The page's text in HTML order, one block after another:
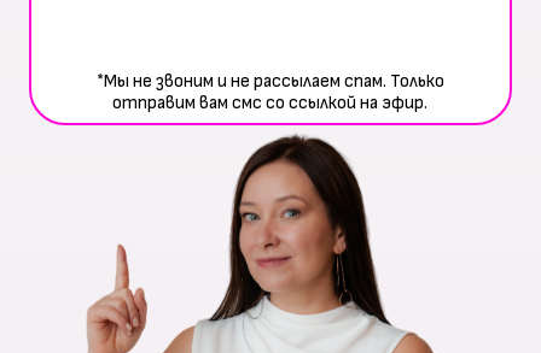
*Мы не звоним и не рассылаем спам. Только
отправим вам смс со ссылкой на эфир.